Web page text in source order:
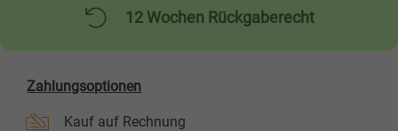
12 Wochen Rückgaberecht
Zahlungsoptionen
Kauf auf Rechnung